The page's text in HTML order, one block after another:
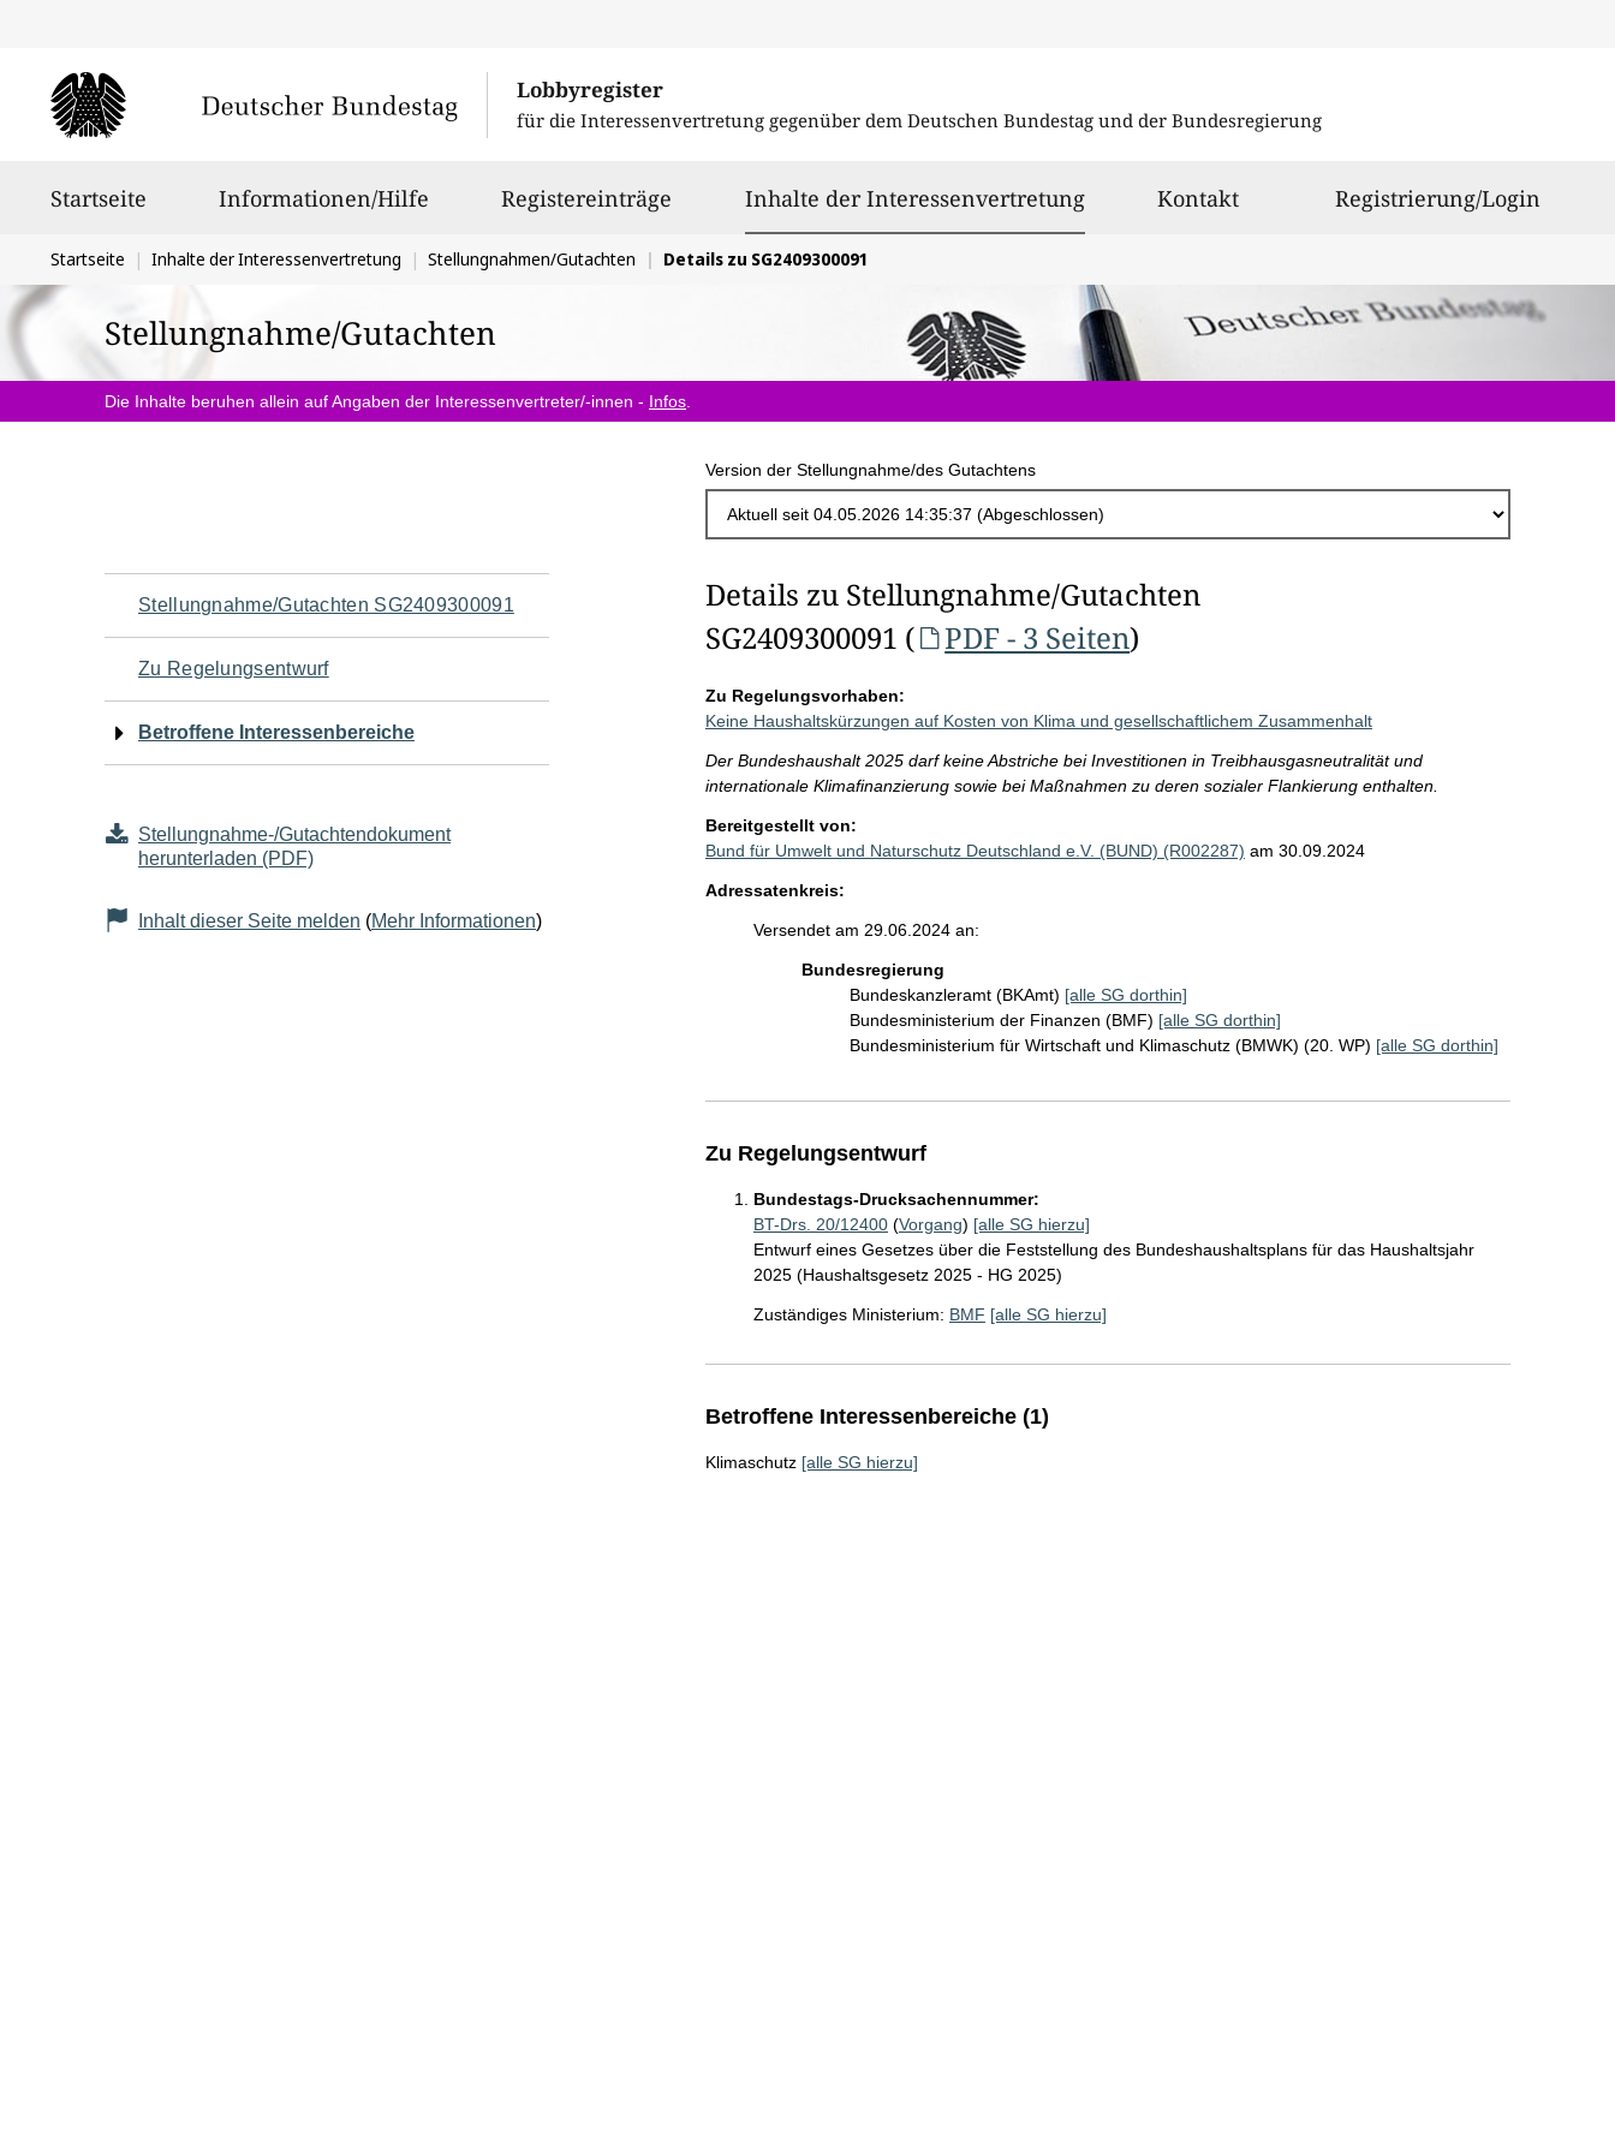
Lobbyregister
für die Interessenvertretung gegenüber dem Deutschen Bundestag und der Bundesregierung
Startseite Informationen/Hilfe Registereinträge Inhalte der Interessenvertretungausgewählt
Kontakt Registrierung/Login
Sie
befinden
sich
hier:
Startseite Inhalte der Interessenvertretung Stellungnahmen/Gutachten Details zu SG2409300091
Stellungnahme/Gutachten
Die Inhalte beruhen allein auf Angaben der Interessenvertreter/-innen - Infos
Version der Stellungnahme/des Gutachtens
Navigation
für
den
Seiteninhalt
Stellungnahme/Gutachten SG2409300091
Zu Regelungsentwurf
Betroffene Interessenbereiche
Stellungnahme-/Gutachtendokument
herunterladen (PDF)
Inhalt dieser Seite melden (Mehr Informationen)
Details zu Stellungnahme/Gutachten
SG2409300091 (
PDF - 3 Seiten)
Zu Regelungsvorhaben:
Keine Haushaltskürzungen auf Kosten von Klima und gesellschaftlichem Zusammenhalt
Der Bundeshaushalt 2025 darf keine Abstriche bei Investitionen in Treibhausgasneutralität und
internationale Klimafinanzierung sowie bei Maßnahmen zu deren sozialer Flankierung enthalten.
Bereitgestellt von:
Bund für Umwelt und Naturschutz Deutschland e.V. (BUND) (R002287) am 30.09.2024
Adressatenkreis:
Versendet am 29.06.2024 an:
Bundesregierung
Bundeskanzleramt (BKAmt) [alle SG dorthin]
Bundesministerium der Finanzen (BMF) [alle SG dorthin]
Bundesministerium für Wirtschaft und Klimaschutz (BMWK) (20. WP) [alle SG dorthin]
Zu Regelungsentwurf
Bundestags-Drucksachennummer:
BT-Drs. 20/12400(Vorgang) [alle SG hierzu]
Entwurf eines Gesetzes über die Feststellung des Bundeshaushaltsplans für das Haushaltsjahr
2025 (Haushaltsgesetz 2025 - HG 2025)
Zuständiges Ministerium: BMF [alle SG hierzu]
Betroffene Interessenbereiche (1)
Klimaschutz [alle SG hierzu]